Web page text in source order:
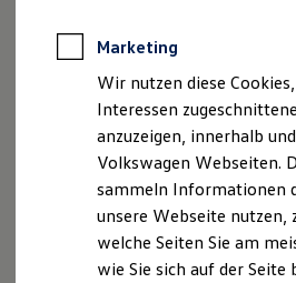
Rekuperation
Laden unterwegs
Laden Zuhause
Ladestationen finden
Ladezeitensimulator
Batterie
Sicherheit
Nachhaltigkeit
Technologie
Kosten und Kauf
Der neue ID.3 Neo
So geht neu. Klar im Design.
Entdecken Sie jetzt den
Mehr zum ID.3 Neo erfahren
Marketing
Wir nutzen diese
Interessen
anzuzeigen, innerhalb
Volkswagen Webseiten.
sammeln Informationen
unsere Webseite nutzen,
welche Seiten Sie am
wie Sie sich auf der Seite